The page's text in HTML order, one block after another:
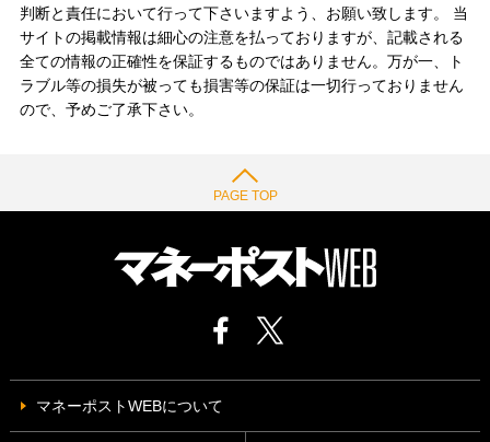
判断と責任において行って下さいますよう、お願い致します。 当
サイトの掲載情報は細心の注意を払っておりますが、記載される
全ての情報の正確性を保証するものではありません。万が一、ト
ラブル等の損失が被っても損害等の保証は一切行っておりません
ので、予めご了承下さい。
PAGE TOP
マネーポストWEBについて